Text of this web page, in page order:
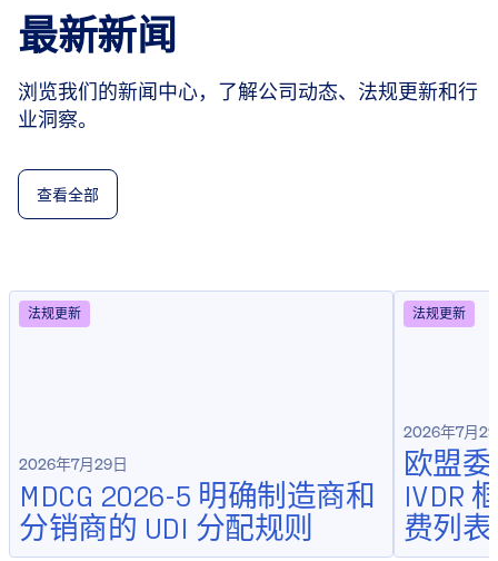
最新新闻
浏览我们的新闻中心，了解公司动态、法规更新和行
业洞察。
查看全部
法规更新
2026年7月29日
MDCG 2026-5 明确制造商和
分销商的 UDI 分配规则
法规更新
2026年7月
欧盟委
IVDR
费列表